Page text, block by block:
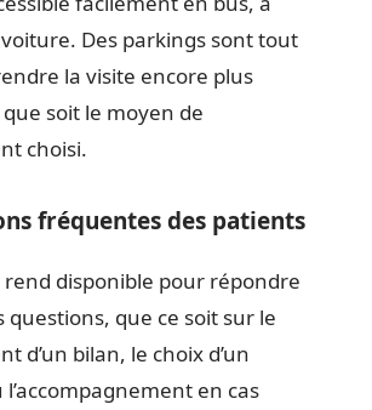
Des parkings sont tout
la visite encore plus
soit le moyen de
choisi.
fréquentes des patients
rend disponible pour répondre
questions, que ce soit sur le
d’un bilan, le choix d’un
en cas